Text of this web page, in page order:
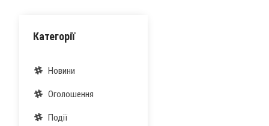
Категорії
Новини
Оголошення
Події